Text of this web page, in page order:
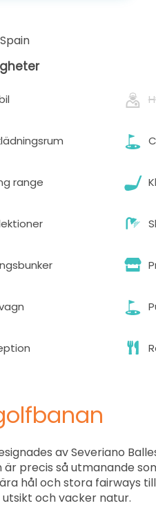
Spain
range
av Severiano
precis så utmanande
hål och stora fairways
och vacker natur.